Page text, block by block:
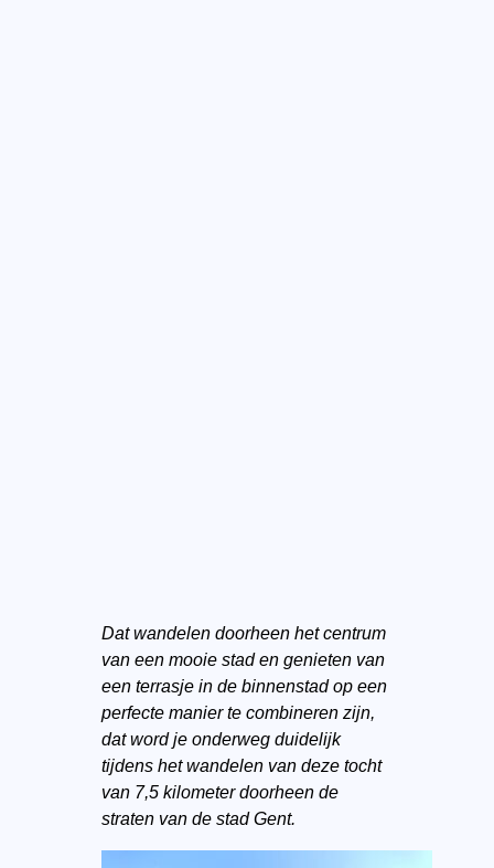
Dat wandelen doorheen het centrum
van een mooie stad en genieten van
een terrasje in de binnenstad op een
perfecte manier te combineren zijn,
dat word je onderweg duidelijk
tijdens het wandelen van deze tocht
van 7,5 kilometer doorheen de
straten van de stad Gent.